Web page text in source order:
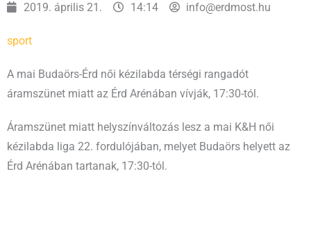
2019. április 21. 14:14 info@erdmost.hu
sport
A mai Budaörs-Érd női kézilabda térségi rangadót
áramszünet miatt az Érd Arénában vívják, 17:30-tól.
Áramszünet miatt helyszínváltozás lesz a mai K&H női
kézilabda liga 22. fordulójában, melyet Budaörs helyett az
Érd Arénában tartanak, 17:30-tól.